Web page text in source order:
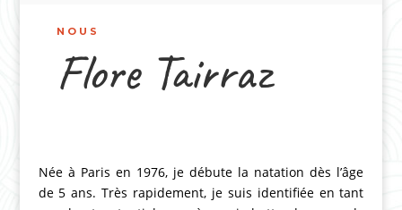
NOUS
Flore Tairraz
Née à Paris en 1976, je débute la natation dès l’âge
de 5 ans. Très rapidement, je suis identifiée en tant